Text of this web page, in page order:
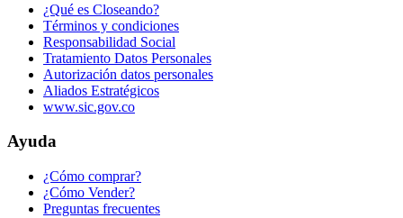
¿Qué es Closeando?
Términos y condiciones
Responsabilidad Social
Tratamiento Datos Personales
Autorización datos personales
Aliados Estratégicos
www.sic.gov.co
Ayuda
¿Cómo comprar?
¿Cómo Vender?
Preguntas frecuentes